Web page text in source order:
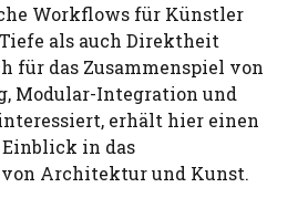
Workflows für Künstler
als auch Direktheit
für das Zusammenspiel von
Modular-Integration und
erhält hier einen
in das
Architektur und Kunst.